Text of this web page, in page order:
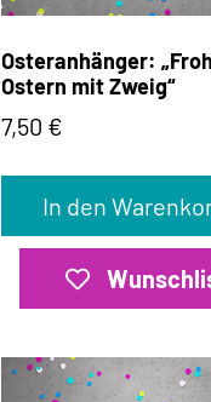
Osteranhänger:
Ostern mit Zweig“
7,50 €
In den